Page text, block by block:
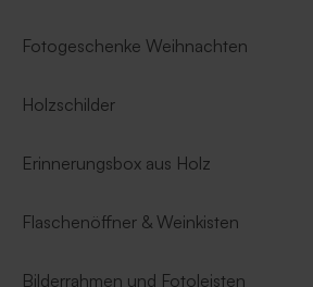
Fotogeschenke Weihnachten
Holzschilder
Erinnerungsbox aus Holz
Flaschenöffner & Weinkisten
Bilderrahmen und Fotoleisten